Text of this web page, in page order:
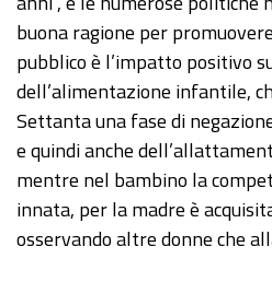
buona ragione per
pubblico è l’impatto positivo
dell’alimentazione infantile,
Settanta una fase di
e quindi anche
mentre nel bambino la
innata, per la madre è
osservando altre donne che